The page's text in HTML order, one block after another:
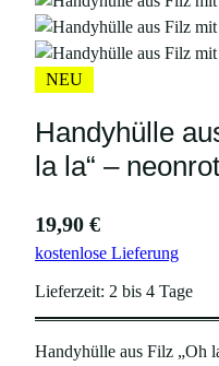
NEU
Handyhülle
la la“ –
19,90 €
kostenlose Lieferung
Lieferzeit: 2 bis 4 Tage
Handyhülle aus Filz „Oh